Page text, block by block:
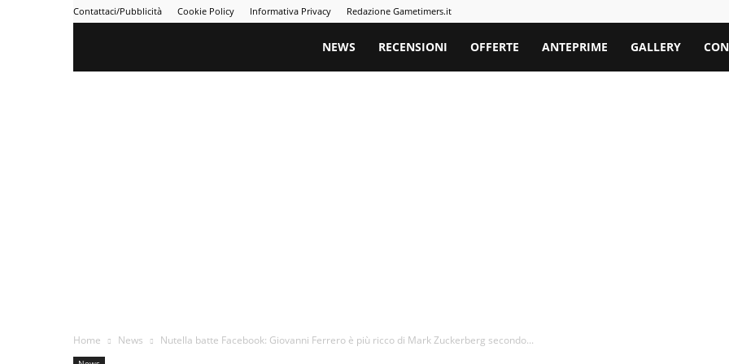
Contattaci/Pubblicità Cookie Policy Informativa Privacy Redazione Gametimers.it
Gametimers
NEWS RECENSIONI OFFERTE ANTEPRIME GALLERY
Home News Nutella batte Facebook: Giovanni Ferrero è più ricco di Mark Zuckerberg secondo...